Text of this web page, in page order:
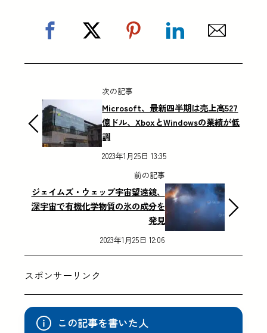
次の記事
Microsoft、最新四半期は売上高527
億ドル、XboxとWindowsの業績が低
調
2023年1月25日 13:35
前の記事
ジェイムズ・ウェッブ宇宙望遠鏡、
深宇宙で有機化学物質の氷の成分を
発見
2023年1月25日 12:06
スポンサーリンク
この記事を書いた人